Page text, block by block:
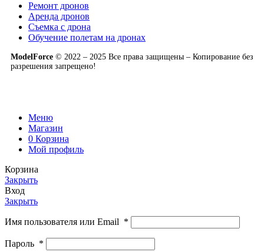
Ремонт дронов
Аренда дронов
Съемка с дрона
Обучение полетам на дронах
ModelForce © 2022 – 2025 Все права защищены – Копирование без
разрешения запрещено!
Меню
Магазин
0 Корзина
Мой профиль
Корзина
Закрыть
Вход
Закрыть
Имя пользователя или Email *
Пароль *